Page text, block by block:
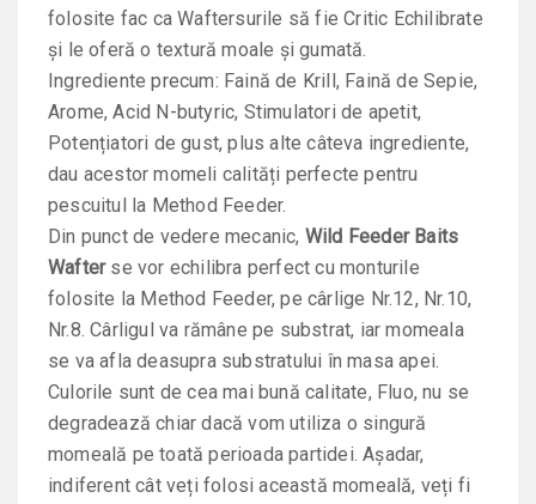
folosite fac ca Waftersurile să fie Critic Echilibrate
și le oferă o textură moale și gumată.
Ingrediente precum: Faină de Krill, Faină de Sepie,
Arome, Acid N-butyric, Stimulatori de apetit,
Potențiatori de gust, plus alte câteva ingrediente,
dau acestor momeli calități perfecte pentru
pescuitul la Method Feeder.
Din punct de vedere mecanic, Wild Feeder Baits
Wafter se vor echilibra perfect cu monturile
folosite la Method Feeder, pe cârlige Nr.12, Nr.10,
Nr.8. Cârligul va rămâne pe substrat, iar momeala
se va afla deasupra substratului în masa apei.
Culorile sunt de cea mai bună calitate, Fluo, nu se
degradează chiar dacă vom utiliza o singură
momeală pe toată perioada partidei. Așadar,
indiferent cât veți folosi această momeală, veți fi